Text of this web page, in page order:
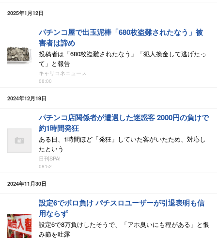
2025年1月12日
パチンコ屋で出玉泥棒「680枚盗難されたなう」被
害者は諦め
投稿者は「680枚盗難されたなう」「犯人換金して逃げたっ
て」と報告
キャリコネニュース
06:00
2024年12月19日
パチンコ店関係者が遭遇した迷惑客 2000円の負けで
約1時間発狂
ある日、1時間ほど「発狂」していた客がいたため、対応し
たという
日刊SPA!
08:52
2024年11月30日
設定6でボロ負け パチスロユーザーが引退表明も信
用ならず
設定6で8万負けしたそうで、「アホ臭いにも程がある」と恨
み節を吐露